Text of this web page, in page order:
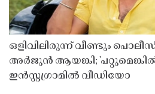
ഒളിവിലിരുന്ന് വീണ്ടും
അർജുൻ ആയങ്കി; 'പറ്റുമെങ്കിൽ
ഇൻസ്റ്റഗ്രാമിൽ വീഡിയോ